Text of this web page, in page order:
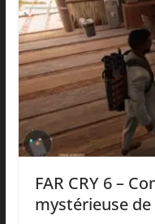
FAR CRY 6 –
mystérieuse de